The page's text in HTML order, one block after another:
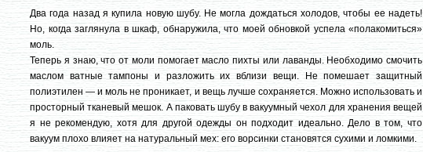
Два года назад я купила новую шубу. Не могла дождаться холодов, чтобы ее надеть!
Но, когда заглянула в шкаф, обнаружила, что моей обновкой успела «полакомиться»
моль.
Теперь я знаю, что от моли помогает масло пихты или лаванды. Необходимо смочить
маслом ватные тампоны и разложить их вблизи вещи. Не помешает защитный
полиэтилен — и моль не проникает, и вещь лучше сохраняется. Можно использовать и
просторный тканевый мешок. А паковать шубу в вакуумный чехол для хранения вещей
я не рекомендую, хотя для другой одежды он подходит идеально. Дело в том, что
вакуум плохо влияет на натуральный мех: его ворсинки становятся сухими и ломкими.